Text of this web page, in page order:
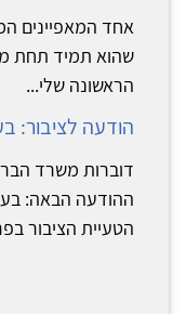
אחד המאפיינים
שהוא תמיד תחת
הראשונה שלי...
הודעה לציבור:
דוברות משרד
ההודעה הבאה:
הטעיית הציבור